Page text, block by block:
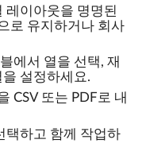
레이아웃을 명명된
로 유지하거나 회사
에서 열을 선택, 재
설정하세요.
CSV 또는 PDF로 내
택하고 함께 작업하